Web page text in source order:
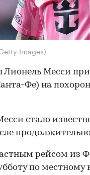
Images)
Лионель Месси
Фе) на
стало
рейсом из
по местному